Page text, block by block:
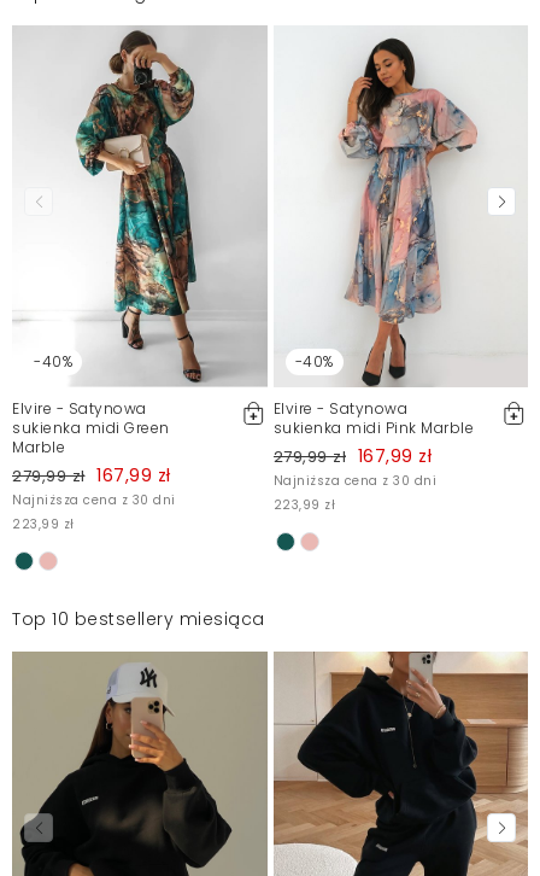
-40%
Elvire - Satynowa
sukienka midi Green
Marble
279,99 zł 167,99 zł
Najniższa cena z 30 dni
223,99 zł
-40%
Elvire - Satynowa
sukienka midi Pink Marble
279,99 zł 167,99 zł
Najniższa cena z 30 dni
223,99 zł
Top 10 bestsellery miesiąca